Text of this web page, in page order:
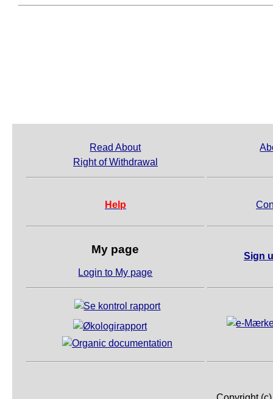
Read About
Right of Withdrawal
Help
My page
Login to My page
Sign